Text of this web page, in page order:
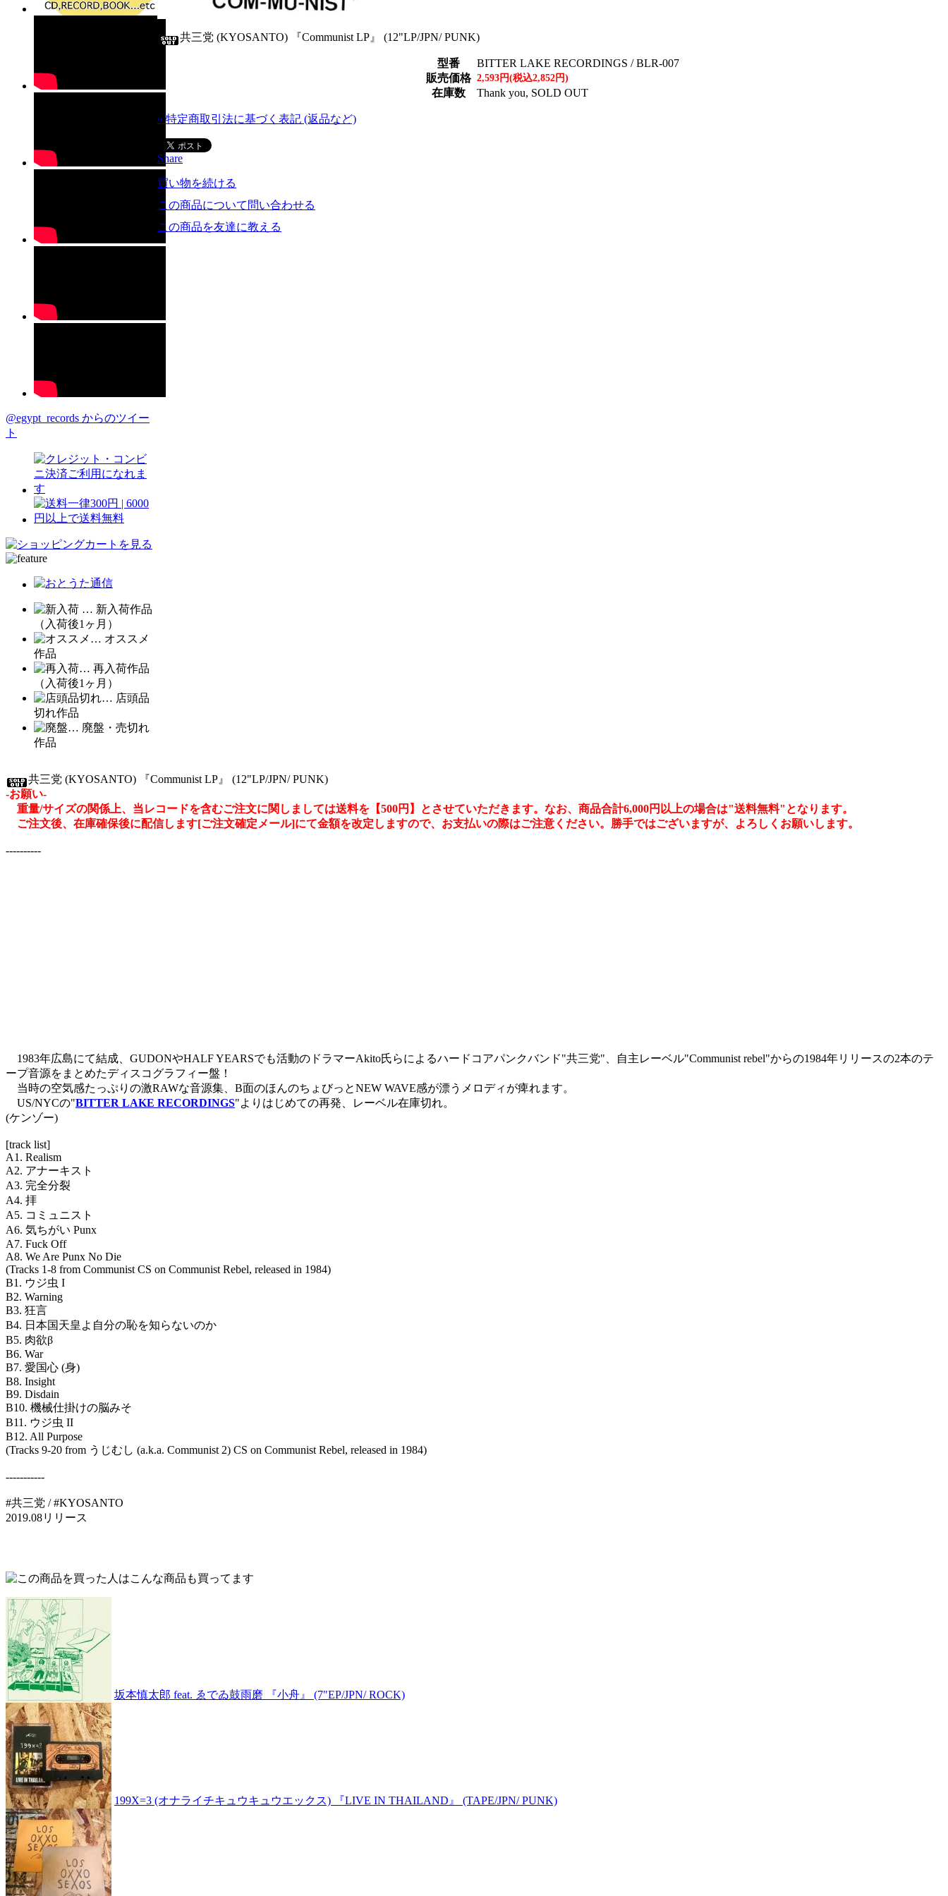
@egypt_records からのツイー
ト
… 新入荷作品
（入荷後1ヶ月）
… オススメ
作品
… 再入荷作品
（入荷後1ヶ月）
… 店頭品
切れ作品
… 廃盤・売切れ
作品
共三党 (KYOSANTO) 『Communist LP』 (12"LP/JPN/ PUNK)
型番
BITTER LAKE RECORDINGS / BLR-007
販売価格 2,593円(税込2,852円)
在庫数 Thank you, SOLD OUT
» 特定商取引法に基づく表記 (返品など)
Share
買い物を続ける
この商品について問い合わせる
この商品を友達に教える
共三党 (KYOSANTO) 『Communist LP』 (12"LP/JPN/ PUNK)
-お願い-
重量/サイズの関係上、当レコードを含むご注文に関しましては送料を【500円】とさせていただきます。なお、商品合計6,000円以上の場合は"送料無料"となります。
ご注文後、在庫確保後に配信します[ご注文確定メール]にて金額を改定しますので、お支払いの際はご注意ください。勝手ではございますが、よろしくお願いします。
----------
1983年広島にて結成、GUDONやHALF YEARSでも活動のドラマーAkito氏らによるハードコアパンクバンド"共三党"、自主レーベル"Communist rebel"からの1984年リリースの2本のテ
ープ音源をまとめたディスコグラフィー盤！
当時の空気感たっぷりの激RAWな音源集、B面のほんのちょびっとNEW WAVE感が漂うメロディが痺れます。
US/NYCの"BITTER LAKE RECORDINGS"よりはじめての再発、レーベル在庫切れ。
(ケンゾー)
[track list]
A1. Realism
A2. アナーキスト
A3. 完全分裂
A4. 拝
A5. コミュニスト
A6. 気ちがい Punx
A7. Fuck Off
A8. We Are Punx No Die
(Tracks 1-8 from Communist CS on Communist Rebel, released in 1984)
B1. ウジ虫 I
B2. Warning
B3. 狂言
B4. 日本国天皇よ自分の恥を知らないのか
B5. 肉欲β
B6. War
B7. 愛国心 (身)
B8. Insight
B9. Disdain
B10. 機械仕掛けの脳みそ
B11. ウジ虫 II
B12. All Purpose
(Tracks 9-20 from うじむし (a.k.a. Communist 2) CS on Communist Rebel, released in 1984)
-----------
#共三党 / #KYOSANTO
2019.08リリース
坂本慎太郎 feat. ゑでゐ鼓雨磨 『小舟』 (7"EP/JPN/ ROCK)
199X=3 (オナライチキュウキュウエックス) 『LIVE IN THAILAND』 (TAPE/JPN/ PUNK)